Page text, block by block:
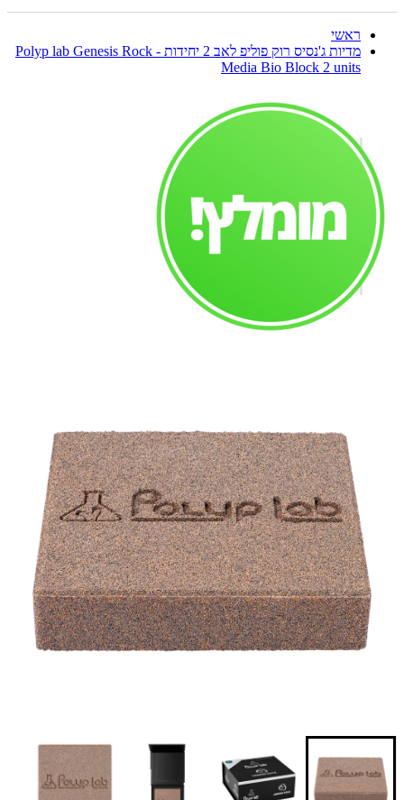
ראשי
מדיות ג'נסיס רוק פוליפ לאב 2 יחידות - Polyp lab Genesis Rock
Media Bio Block 2 units